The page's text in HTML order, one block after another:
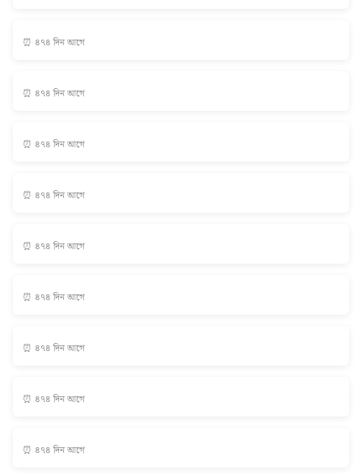
⏰ ৪৭৪ দিন আগে
⏰ ৪৭৪ দিন আগে
⏰ ৪৭৪ দিন আগে
⏰ ৪৭৪ দিন আগে
⏰ ৪৭৪ দিন আগে
⏰ ৪৭৪ দিন আগে
⏰ ৪৭৪ দিন আগে
⏰ ৪৭৪ দিন আগে
⏰ ৪৭৪ দিন আগে